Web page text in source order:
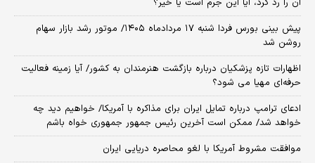
آن را رد کرد، آیا این جرم است یا خیر؟
پیش بینی بورس فردا شنبه ۱۷ مردادماه ۱۴۰۵/ موتور رشد بازار سهام
روشن شد
اظهارات تازه پزشکیان درباره بازگشت هنرمندان به کشور/ آیا زمینه فعالیت
حرفه‌ای مهیا می شود؟
ادعای ترامپ درباره تمایل ایران برای مذاکره با آمریکا/ خواهیم دید چه
خواهد شد/ ممکن است آخرین رئیس‌ جمهور جمهوری خواه باشم
موافقت مشروط آمریکا با لغو محاصره دریایی ایران